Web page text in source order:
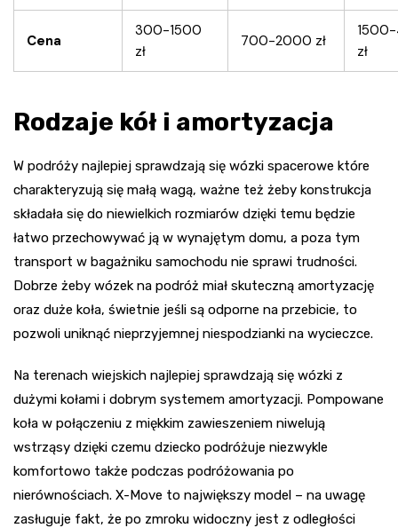
Cena
300-1500
zł
700-2000 zł
zł
Rodzaje kół i amortyzacja
W podróży najlepiej sprawdzają się wózki spacerowe które
charakteryzują się małą wagą, ważne też żeby konstrukcja
składała się do niewielkich rozmiarów dzięki temu będzie
łatwo przechowywać ją w wynajętym domu, a poza tym
transport w bagażniku samochodu nie sprawi trudności.
Dobrze żeby wózek na podróż miał skuteczną amortyzację
oraz duże koła, świetnie jeśli są odporne na przebicie, to
pozwoli uniknąć nieprzyjemnej niespodzianki na wycieczce.
Na terenach wiejskich najlepiej sprawdzają się wózki z
dużymi kołami i dobrym systemem amortyzacji. Pompowane
koła w połączeniu z miękkim zawieszeniem niwelują
wstrząsy dzięki czemu dziecko podróżuje niezwykle
komfortowo także podczas podróżowania po
nierównościach. X-Move to największy model – na uwagę
zasługuje fakt, że po zmroku widoczny jest z odległości